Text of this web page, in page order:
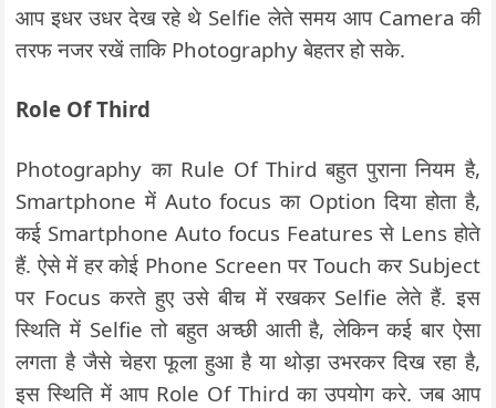
आप इधर उधर देख रहे थे Selfie लेते समय आप Camera की
तरफ नजर रखें ताकि Photography बेहतर हो सके.
Role Of Third
Photography का Rule Of Third बहुत पुराना नियम है,
Smartphone में Auto focus का Option दिया होता है,
कई Smartphone Auto focus Features से Lens होते
हैं. ऐसे में हर कोई Phone Screen पर Touch कर Subject
पर Focus करते हुए उसे बीच में रखकर Selfie लेते हैं. इस
स्थिति में Selfie तो बहुत अच्छी आती है, लेकिन कई बार ऐसा
लगता है जैसे चेहरा फूला हुआ है या थोड़ा उभरकर दिख रहा है,
इस स्थिति में आप Role Of Third का उपयोग करे. जब आप